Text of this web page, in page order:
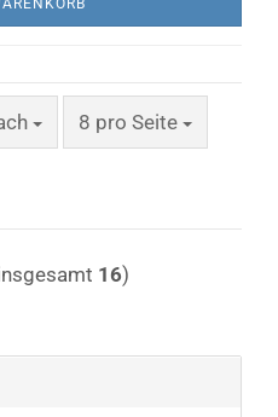
8 pro Seite
pro Seite
16)